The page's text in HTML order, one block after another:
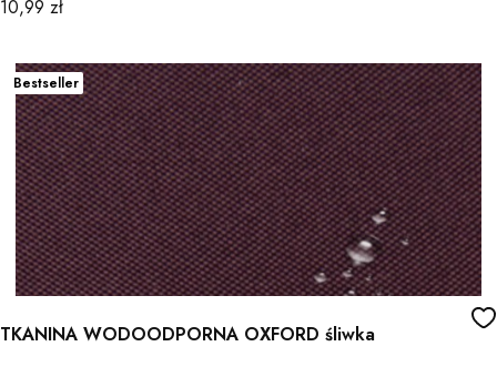
Cena
10,99 zł
Bestseller
TKANINA WODOODPORNA OXFORD śliwka